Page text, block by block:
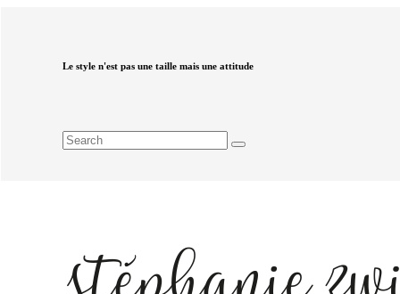
Le style n'est pas une taille mais une attitude